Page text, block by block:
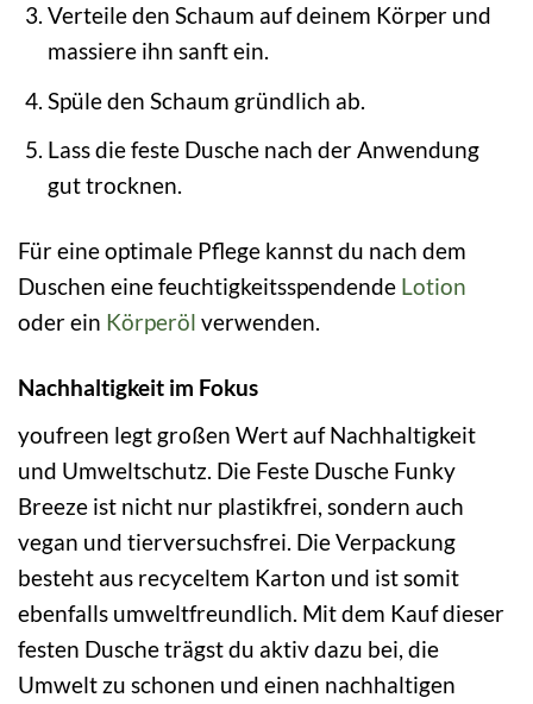
Verteile den Schaum auf deinem Körper und
massiere ihn sanft ein.
Spüle den Schaum gründlich ab.
Lass die feste Dusche nach der Anwendung
gut trocknen.
Für eine optimale Pflege kannst du nach dem
Duschen eine feuchtigkeitsspendende Lotion
oder ein Körperöl verwenden.
Nachhaltigkeit im Fokus
youfreen legt großen Wert auf Nachhaltigkeit
und Umweltschutz. Die Feste Dusche Funky
Breeze ist nicht nur plastikfrei, sondern auch
vegan und tierversuchsfrei. Die Verpackung
besteht aus recyceltem Karton und ist somit
ebenfalls umweltfreundlich. Mit dem Kauf dieser
festen Dusche trägst du aktiv dazu bei, die
Umwelt zu schonen und einen nachhaltigen